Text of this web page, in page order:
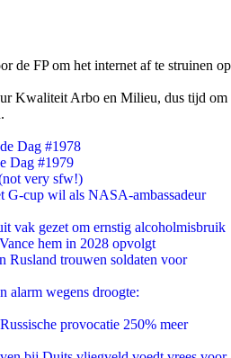
de FP om het internet af te struinen op
Kwaliteit Arbo en Milieu, dus tijd om
Dag #1978
Dag #1979
very sfw!)
G-cup wil als NASA-ambassadeur
vak gezet om ernstig alcoholmisbruik
hem in 2028 opvolgt
Rusland trouwen soldaten voor
alarm wegens droogte:
provocatie 250% meer